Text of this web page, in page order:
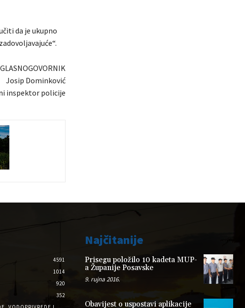
da je ukupno
GLASNOGOVORNIK
Josip Dominković
inspektor policije
4591
1014
920
352
Najčitanije
Prisegu položilo 10 kadeta MUP-
a Županije Posavske
9. rujna 2016.
Obavijest o uspostavi aplikacije